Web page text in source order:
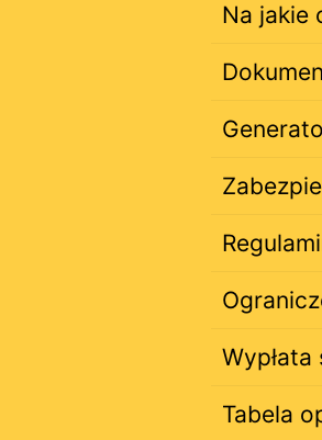
Na jakie
Tabela